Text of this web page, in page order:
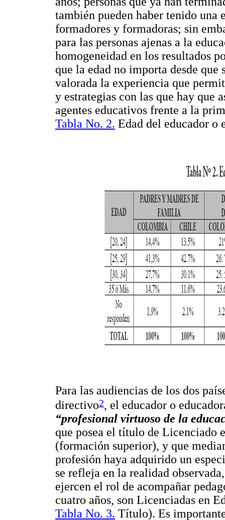
también pueden haber tenido una
formadores y formadoras; sin
para las personas ajenas a la
homogeneidad en los resultados
que la edad no importa desde que
valorada la experiencia que
y estrategias con las que hay que
agentes educativos frente a la
Tabla No. 2. Edad del educador o
Para las audiencias de los dos
directivo2, el educador o
“profesional virtuoso de la
que posea el título de Licenciado
(formación superior), y que
profesión haya adquirido un
se refleja en la realidad
ejercen el rol de acompañar
cuatro años, son Licenciadas en
Tabla No. 3. Título). Es